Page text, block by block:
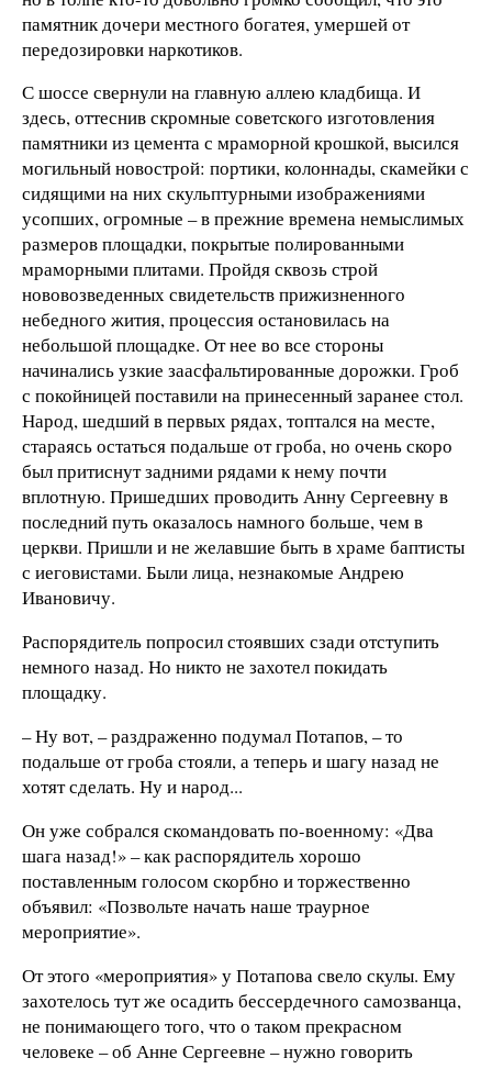
памятник дочери местного богатея, умершей от
передозировки наркотиков.
С шоссе свернули на главную аллею кладбища. И
здесь, оттеснив скромные советского изготовления
памятники из цемента с мраморной крошкой, высился
могильный новострой: портики, колоннады, скамейки с
сидящими на них скульптурными изображениями
усопших, огромные – в прежние времена немыслимых
размеров площадки, покрытые полированными
мраморными плитами. Пройдя сквозь строй
нововозведенных свидетельств прижизненного
небедного жития, процессия остановилась на
небольшой площадке. От нее во все стороны
начинались узкие заасфальтированные дорожки. Гроб
с покойницей поставили на принесенный заранее стол.
Народ, шедший в первых рядах, топтался на месте,
стараясь остаться подальше от гроба, но очень скоро
был притиснут задними рядами к нему почти
вплотную. Пришедших проводить Анну Сергеевну в
последний путь оказалось намного больше, чем в
церкви. Пришли и не желавшие быть в храме баптисты
с иеговистами. Были лица, незнакомые Андрею
Ивановичу.
Распорядитель попросил стоявших сзади отступить
немного назад. Но никто не захотел покидать
площадку.
– Ну вот, – раздраженно подумал Потапов, – то
подальше от гроба стояли, а теперь и шагу назад не
хотят сделать. Ну и народ...
Он уже собрался скомандовать по-военному: «Два
шага назад!» – как распорядитель хорошо
поставленным голосом скорбно и торжественно
объявил: «Позвольте начать наше траурное
мероприятие».
От этого «мероприятия» у Потапова свело скулы. Ему
захотелось тут же осадить бессердечного самозванца,
не понимающего того, что о таком прекрасном
человеке – об Анне Сергеевне – нужно говорить